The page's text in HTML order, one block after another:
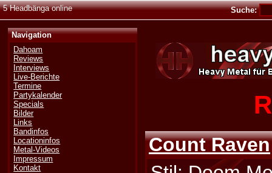
5 Headbänga online Suche:
Navigation
Dahoam
Reviews
Interviews
Live-Berichte
Termine
Partykalender
Specials
Bilder
Links
Bandinfos
Locationinfos
Metal-Videos
Impressum
Kontakt
Count Raven